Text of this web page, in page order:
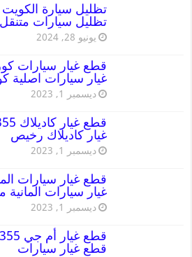
تظليل سيارات
يونيو 28, 2024
غيار سيارات اصلية
ديسمبر 1, 2023
غيار كاديلاك رخيص
ديسمبر 1, 2023
غيار سيارات المانية
ديسمبر 1, 2023
قطع غيار سيارات